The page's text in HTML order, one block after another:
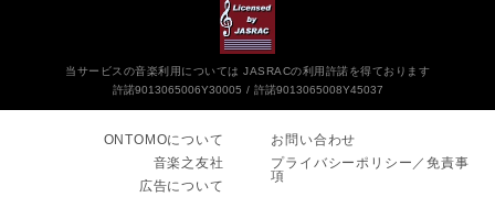
当サービスの音楽利用については JASRACの利用許諾を得ております
許諾9013065006Y30005
許諾9013065008Y45037
ONTOMOについて
音楽之友社
広告について
お問い合わせ
プライバシーポリシー／免責事
項